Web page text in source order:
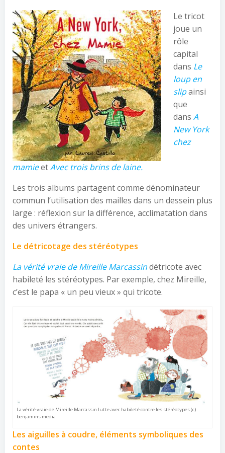
Le tricot
joue un
rôle
capital
dans Le
loup en
slipainsi
que
dans A
New York
chez
mamieetAvec trois brins de laine.
Les trois albums partagent comme dénominateur
commun l’utilisation des mailles dans un dessein plus
large : réflexion sur la différence, acclimatation dans
des univers étrangers.
Le détricotage des stéréotypes
La vérité vraie de Mireille Marcassindétricote avec
habileté les stéréotypes. Par exemple, chez Mireille,
c’est le papa « un peu vieux » qui tricote.
La vérité vraie de Mireille Marcassin lutte avec habileté contre les stéréotypes (c)
benjamins media
Les aiguilles à coudre, éléments symboliques des
contes